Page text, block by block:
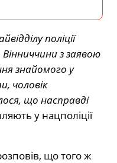
поліції
з заявою
знайомого у
чоловік
що насправді
у нацполіції
що того ж